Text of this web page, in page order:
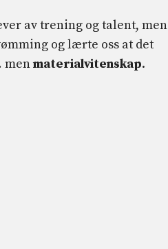
av trening og talent, men
og lærte oss at det
menmaterialvitenskap.